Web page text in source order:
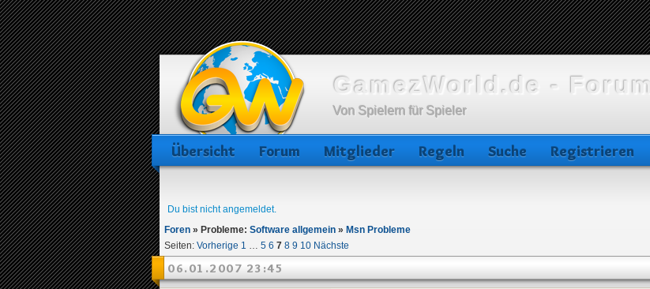
GamezWorld.de - Forum
Von Spielern für Spieler
Übersicht Forum Mitglieder Regeln Suche Registrieren
Du bist nicht angemeldet.
Foren » Probleme: Software allgemein » Msn Probleme
Seiten: Vorherige 1 … 5 6 7 8 9 10 Nächste
06.01.2007 23:45